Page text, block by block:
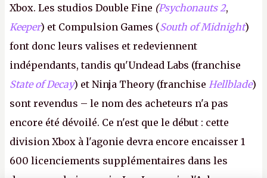
Xbox. Les studios Double Fine (Psychonauts 2,
Keeper) et Compulsion Games (South of Midnight)
font donc leurs valises et redeviennent
indépendants, tandis qu'Undead Labs (franchise
State of Decay) et Ninja Theory (franchise Hellblade)
sont revendus – le nom des acheteurs n'a pas
encore été dévoilé. Ce n'est que le début : cette
division Xbox à l'agonie devra encore encaisser 1
600 licenciements supplémentaires dans les